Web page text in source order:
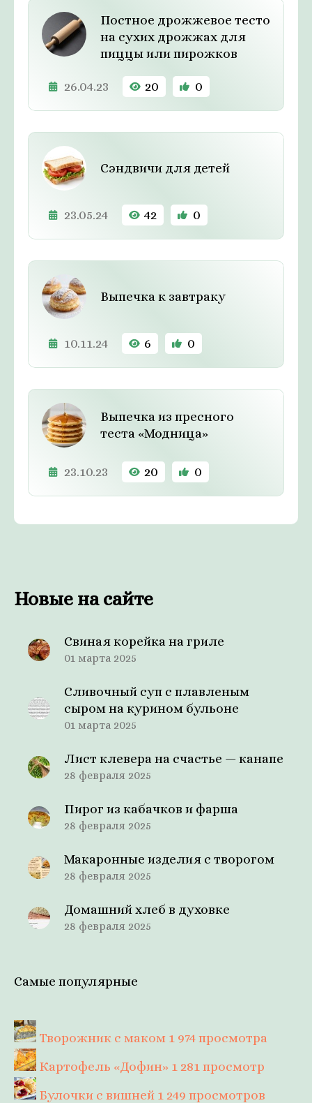
Постное дрожжевое тесто
на сухих дрожжах для
пиццы или пирожков
26.04.23 20 0
Сэндвичи для детей
23.05.24 42 0
Выпечка к завтраку
10.11.24 6 0
Выпечка из пресного
теста «Модница»
23.10.23 20 0
Новые на сайте
Свиная корейка на гриле
01 марта 2025
Сливочный суп с плавленым
сыром на курином бульоне
01 марта 2025
Лист клевера на счастье — канапе
28 февраля 2025
Пирог из кабачков и фарша
28 февраля 2025
Макаронные изделия с творогом
28 февраля 2025
Домашний хлеб в духовке
28 февраля 2025
Самые популярные
Творожник с маком 1 974 просмотра
Картофель «Дофин» 1 281 просмотр
Булочки с вишней 1 249 просмотров